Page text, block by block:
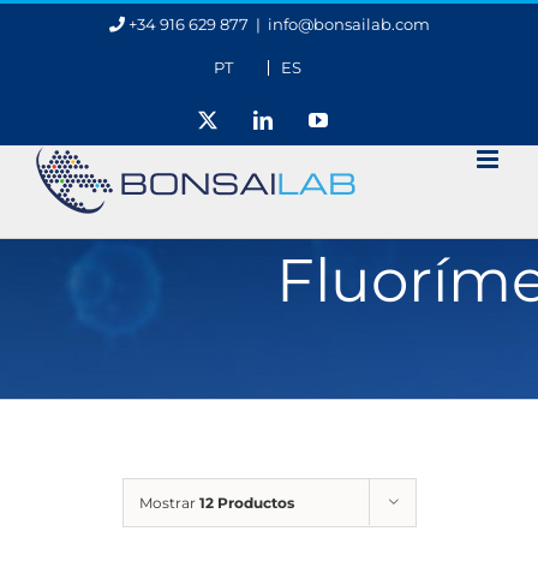
Skip
+34 916 629 877 | info@bonsailab.com
PT ES
LinkedInYouTube
Mostrar 12 Productos